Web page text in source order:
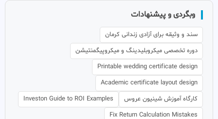
وبگردی و پیشنهادات
سند و وثیقه برای آزادی زندانی کرمان
دوره تخصصی میکروبلیدینگ و میکروپیگمنتیشن
Printable wedding certificate design
Academic certificate layout design
کارگاه آموزش شینیون عروس
Investon Guide to ROI Examples
Fix Return Calculation Mistakes